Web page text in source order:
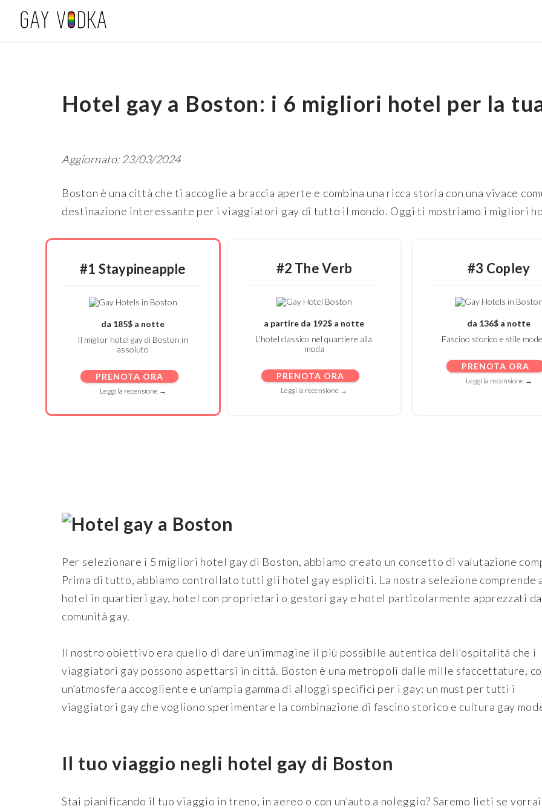
Hotel gay a Boston: i 6 migliori hotel per la
Aggiornato: 23/03/2024
Boston è una città che ti accoglie a braccia aperte e combina una ricca storia con una vivace
destinazione interessante per i viaggiatori gay di tutto il mondo. Oggi ti mostriamo i migliori
#1 Staypineapple
da 185$ a notte
Il miglior hotel gay di Boston in
assoluto
PRENOTA ORA
Leggi la recensione →
#2 The Verb
a partire da 192$ a notte
L’hotel classico nel quartiere alla
moda
PRENOTA ORA
Leggi la recensione →
#3 Copley
da 136$ a notte
Fascino storico e stile
PRENOTA ORA
Leggi la recensione →
Per selezionare i 5 migliori hotel gay di Boston, abbiamo creato un concetto di valutazione
Prima di tutto, abbiamo controllato tutti gli hotel gay espliciti. La nostra selezione comprende
hotel in quartieri gay, hotel con proprietari o gestori gay e hotel particolarmente apprezzati
comunità gay.
Il nostro obiettivo era quello di dare un’immagine il più possibile autentica dell’ospitalità che i
viaggiatori gay possono aspettarsi in città. Boston è una metropoli dalle mille sfaccettature,
un’atmosfera accogliente e un’ampia gamma di alloggi specifici per i gay: un must per tutti i
viaggiatori gay che vogliono sperimentare la combinazione di fascino storico e cultura gay
Il tuo viaggio negli hotel gay di Boston
Stai pianificando il tuo viaggio in treno, in aereo o con un’auto a noleggio? Saremo lieti se vorrai